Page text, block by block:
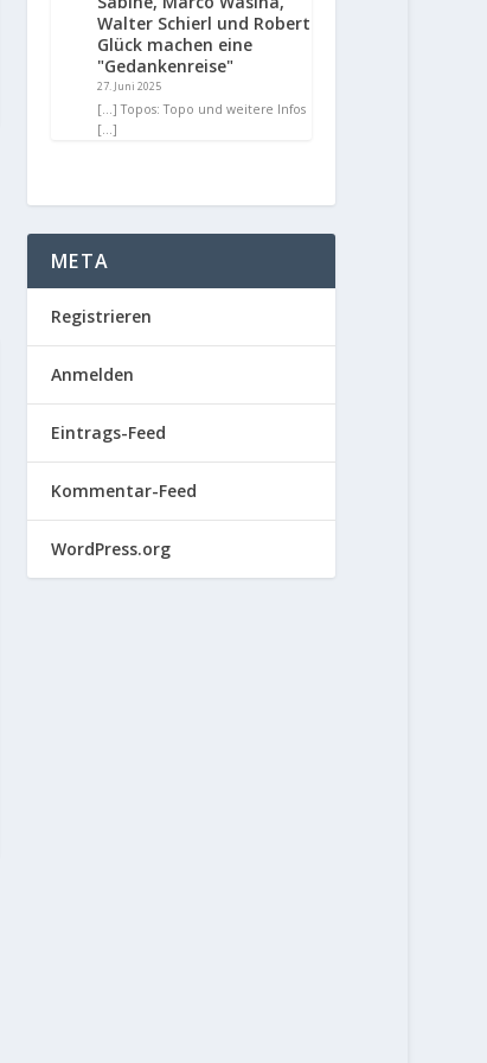
Walter Schierl und Robert
Glück machen eine
"Gedankenreise"
27. Juni 2025
[…] Topos: Topo und weitere Infos
[…]
META
Registrieren
Anmelden
Eintrags-Feed
Kommentar-Feed
WordPress.org